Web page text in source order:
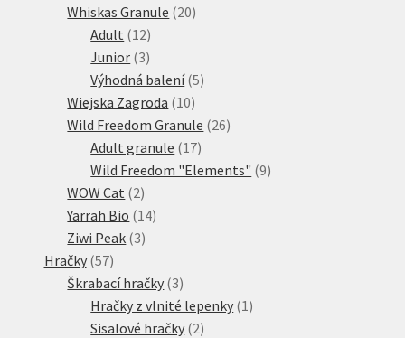
produktů
Whiskas Granule 2020
Adult 1212
produktů
Junior 33
produkty
Výhodná balení 55
Wiejska Zagroda 1010
produktů
Wild Freedom Granule 2626
Adult granule 1717
produktů
Wild Freedom "Elements" 99
WOW Cat 22
produkty
Yarrah Bio 1414
Ziwi Peak 33
Hračky 5757
produktů
Škrabací hračky 33
produkty
Hračky z vlnité lepenky 1 1
Sisalové hračky 22